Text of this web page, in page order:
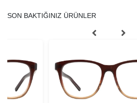
SON BAKTIĞINIZ ÜRÜNLER